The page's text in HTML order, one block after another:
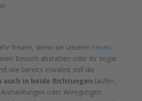
freuen, wenn sie unserer neuen
Besuch abstatten oder ihr sogar
wie bereits erwähnt soll die
in beide Richtungen laufen,
oder Anregungen